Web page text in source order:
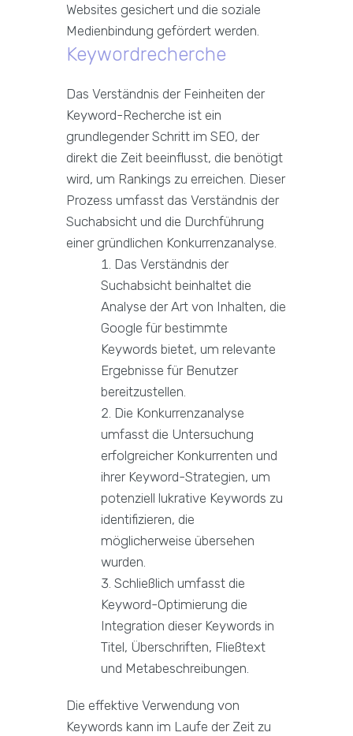
Websites gesichert und die soziale
Medienbindung gefördert werden.
Keywordrecherche
Das Verständnis der Feinheiten der
Keyword-Recherche ist ein
grundlegender Schritt im SEO, der
direkt die Zeit beeinflusst, die benötigt
wird, um Rankings zu erreichen. Dieser
Prozess umfasst das Verständnis der
Suchabsicht und die Durchführung
einer gründlichen Konkurrenzanalyse.
Das Verständnis der
Suchabsicht beinhaltet die
Analyse der Art von Inhalten, die
Google für bestimmte
Keywords bietet, um relevante
Ergebnisse für Benutzer
bereitzustellen.
Die Konkurrenzanalyse
umfasst die Untersuchung
erfolgreicher Konkurrenten und
ihrer Keyword-Strategien, um
potenziell lukrative Keywords zu
identifizieren, die
möglicherweise übersehen
wurden.
Schließlich umfasst die
Keyword-Optimierung die
Integration dieser Keywords in
Titel, Überschriften, Fließtext
und Metabeschreibungen.
Die effektive Verwendung von
Keywords kann im Laufe der Zeit zu